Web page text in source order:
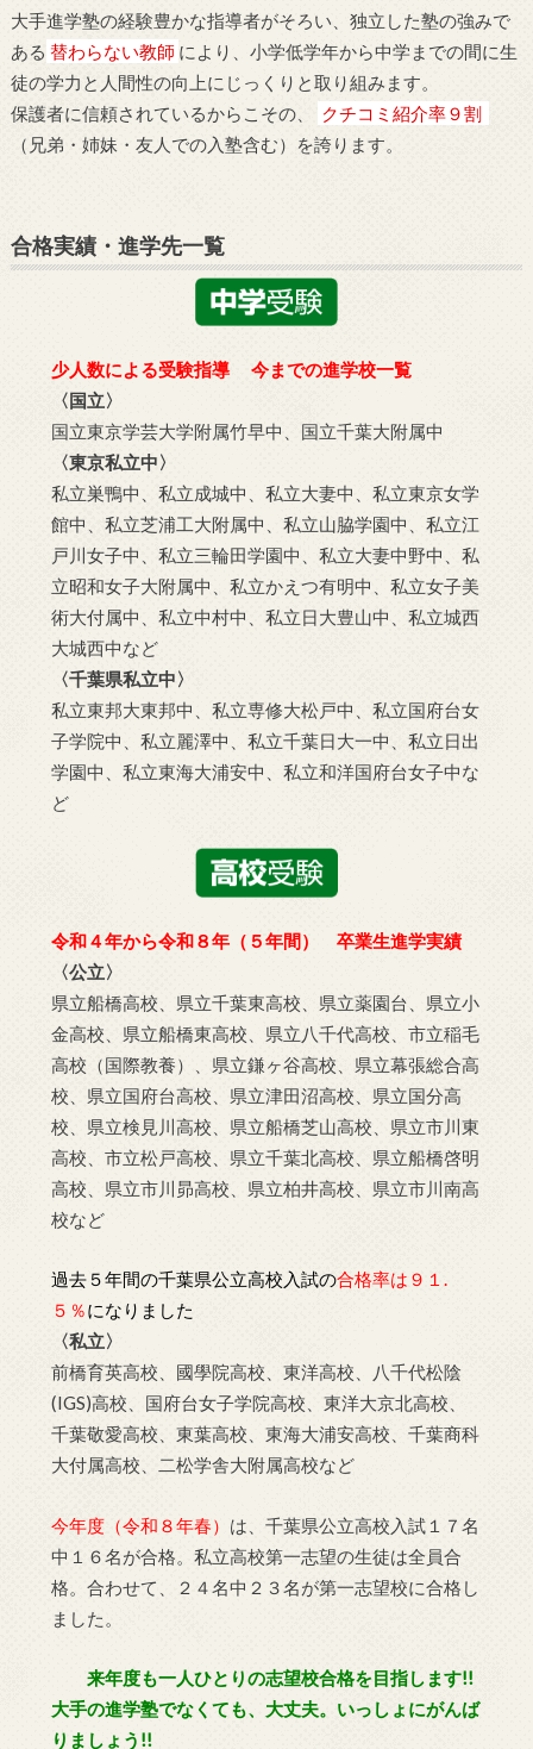
大手進学塾の経験豊かな指導者がそろい、独立した塾の強みで
ある 替わらない教師 により、小学低学年から中学までの間に生
徒の学力と人間性の向上にじっくりと取り組みます。
保護者に信頼されているからこその、
クチコミ紹介率９割
（兄弟・姉妹・友人での入塾含む）を誇ります。
合格実績・進学先一覧
少人数による受験指導 今までの進学校一覧
〈国立〉
国立東京学芸大学附属竹早中、国立千葉大附属中
〈東京私立中〉
私立巣鴨中、私立成城中、私立大妻中、私立東京女学
館中、私立芝浦工大附属中、私立山脇学園中、私立江
戸川女子中、私立三輪田学園中、私立大妻中野中、私
立昭和女子大附属中、私立かえつ有明中、私立女子美
術大付属中、私立中村中、私立日大豊山中、私立城西
大城西中など
〈千葉県私立中〉
私立東邦大東邦中、私立専修大松戸中、私立国府台女
子学院中、私立麗澤中、私立千葉日大一中、私立日出
学園中、私立東海大浦安中、私立和洋国府台女子中な
ど
令和４年から令和８年（５年間） 卒業生進学実績
〈公立〉
県立船橋高校、県立千葉東高校、県立薬園台、県立小
金高校、県立船橋東高校、県立八千代高校、市立稲毛
高校（国際教養）、県立鎌ヶ谷高校、県立幕張総合高
校、県立国府台高校、県立津田沼高校、県立国分高
校、県立検見川高校、県立船橋芝山高校、県立市川東
高校、市立松戸高校、県立千葉北高校、県立船橋啓明
高校、県立市川昴高校、県立柏井高校、県立市川南高
校など
過去５年間の千葉県公立高校入試の合格率は９１.
５％になりました
〈私立〉
前橋育英高校、國學院高校、東洋高校、八千代松陰
(IGS)高校、国府台女子学院高校、東洋大京北高校、
千葉敬愛高校、東葉高校、東海大浦安高校、千葉商科
大付属高校、二松学舎大附属高校など
今年度（令和８年春） は、千葉県公立高校入試１７名
中１６名が合格。私立高校第一志望の生徒は全員合
格。合わせて、２４名中２３名が第一志望校に合格し
ました。
来年度も一人ひとりの志望校合格を目指します!!
大手の進学塾でなくても、大丈夫。いっしょにがんば
りましょう!!